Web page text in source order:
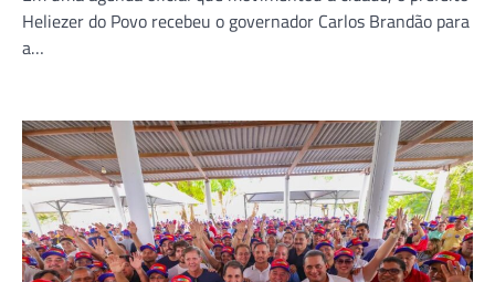
Heliezer do Povo recebeu o governador Carlos Brandão para
a…